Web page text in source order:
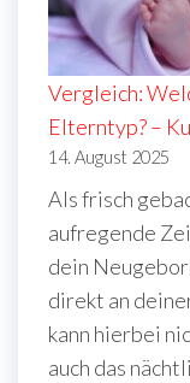
Vergleich:
Elterntyp? –
14. August 2025
Als frisch
aufregende
dein
direkt an
kann hierbei
auch das